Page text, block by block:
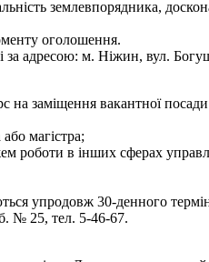
землевпорядника,
оголошення.
за адресою: м. Ніжин, вул.
на заміщення вакантної
магістра;
роботи в інших сферах
упродовж 30-денного
№ 25, тел. 5-46-67.